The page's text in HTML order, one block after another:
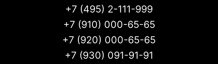
+7 (495) 2-111-999
+7 (910) 000-65-65
+7 (920) 000-65-65
+7 (930) 091-91-91